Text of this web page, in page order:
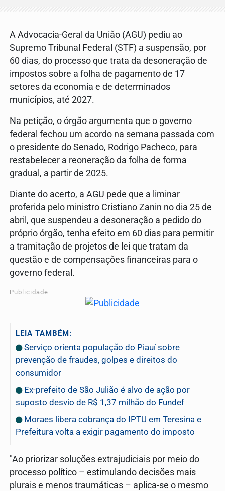
A Advocacia-Geral da União (AGU) pediu ao
Supremo Tribunal Federal (STF) a suspensão, por
60 dias, do processo que trata da desoneração de
impostos sobre a folha de pagamento de 17
setores da economia e de determinados
municípios, até 2027.
Na petição, o órgão argumenta que o governo
federal fechou um acordo na semana passada com
o presidente do Senado, Rodrigo Pacheco, para
restabelecer a reoneração da folha de forma
gradual, a partir de 2025.
Diante do acerto, a AGU pede que a liminar
proferida pelo ministro Cristiano Zanin no dia 25 de
abril, que suspendeu a desoneração a pedido do
próprio órgão, tenha efeito em 60 dias para permitir
a tramitação de projetos de lei que tratam da
questão e de compensações financeiras para o
governo federal.
Publicidade
LEIA TAMBÉM:
Serviço orienta população do Piauí sobre
prevenção de fraudes, golpes e direitos do
consumidor
Ex-prefeito de São Julião é alvo de ação por
suposto desvio de R$ 1,37 milhão do Fundef
Moraes libera cobrança do IPTU em Teresina e
Prefeitura volta a exigir pagamento do imposto
"Ao priorizar soluções extrajudiciais por meio do
processo político – estimulando decisões mais
plurais e menos traumáticas – aplica-se o mesmo